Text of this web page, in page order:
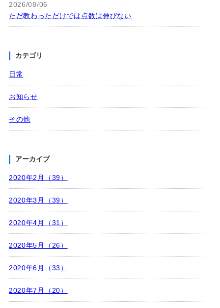
2026/08/06
ただ教わっただけでは点数は伸びない
カテゴリ
日常
お知らせ
その他
アーカイブ
2020年2月（39）
2020年3月（39）
2020年4月（31）
2020年5月（26）
2020年6月（33）
2020年7月（20）